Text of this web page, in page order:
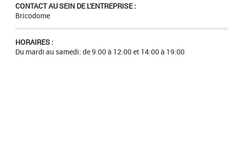
CONTACT AU SEIN DE L'ENTREPRISE :
Bricodome
HORAIRES :
Du mardi au samedi: de 9:00 à 12:00 et 14:00 à 19:00